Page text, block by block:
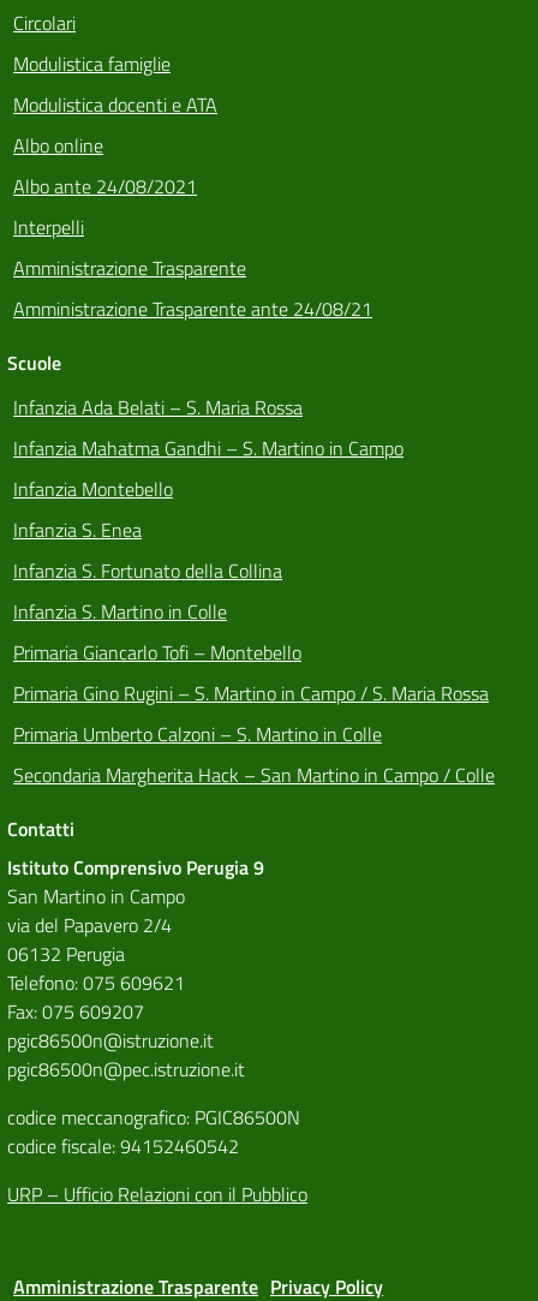
Circolari
Modulistica famiglie
Modulistica docenti e ATA
Albo online
Albo ante 24/08/2021
Interpelli
Amministrazione Trasparente
Amministrazione Trasparente ante 24/08/21
Scuole
Infanzia Ada Belati – S. Maria Rossa
Infanzia Mahatma Gandhi – S. Martino in Campo
Infanzia Montebello
Infanzia S. Enea
Infanzia S. Fortunato della Collina
Infanzia S. Martino in Colle
Primaria Giancarlo Tofi – Montebello
Primaria Gino Rugini – S. Martino in Campo / S. Maria Rossa
Primaria Umberto Calzoni – S. Martino in Colle
Secondaria Margherita Hack – San Martino in Campo / Colle
Contatti
Istituto Comprensivo Perugia 9
San Martino in Campo
via del Papavero 2/4
06132 Perugia
Telefono: 075 609621
Fax: 075 609207
pgic86500n@istruzione.it
pgic86500n@pec.istruzione.it
codice meccanografico: PGIC86500N
codice fiscale: 94152460542
URP – Ufficio Relazioni con il Pubblico
Amministrazione Trasparente Privacy Policy